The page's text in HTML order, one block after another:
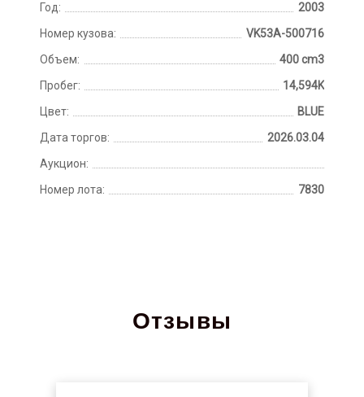
Год:
2003
Номер кузова:
VK53A-500716
Объем:
400 cm3
Пробег:
14,594K
Цвет:
BLUE
Дата торгов:
2026.03.04
Аукцион:
Номер лота:
7830
Отзывы